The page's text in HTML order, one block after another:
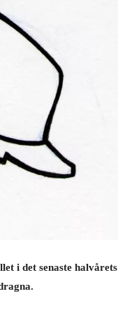
i det senaste halvårets